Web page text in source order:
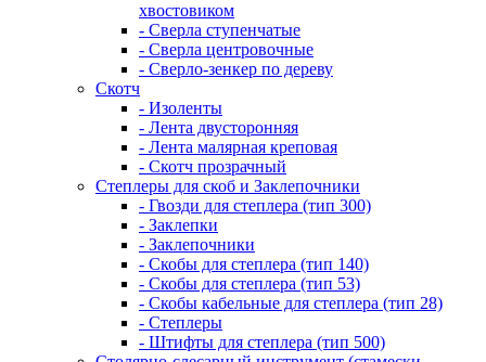
хвостовиком
- Сверла ступенчатые
- Сверла центровочные
- Сверло-зенкер по дереву
Скотч
- Изоленты
- Лента двусторонняя
- Лента малярная креповая
- Скотч прозрачный
Степлеры для скоб и Заклепочники
- Гвозди для степлера (тип 300)
- Заклепки
- Заклепочники
- Скобы для степлера (тип 140)
- Скобы для степлера (тип 53)
- Скобы кабельные для степлера (тип 28)
- Степлеры
- Штифты для степлера (тип 500)